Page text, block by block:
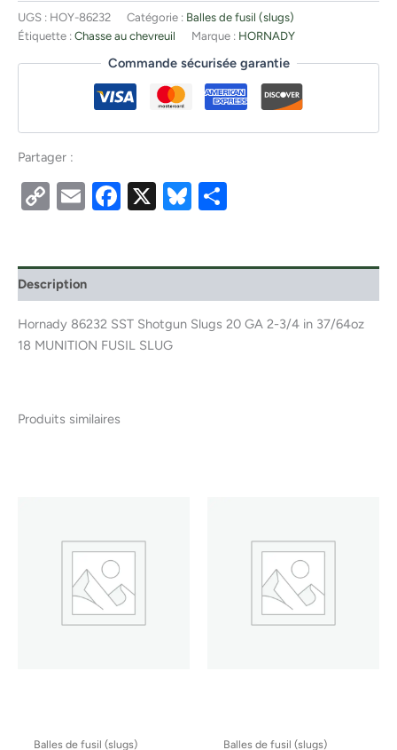
UGS : HOY-86232 Catégorie : Balles de fusil (slugs)
Étiquette : Chasse au chevreuil Marque : HORNADY
Commande sécurisée garantie
Partager :
CopyEmailFacebook
X Bluesky
Description
Hornady 86232 SST Shotgun Slugs 20 GA 2-3/4 in 37/64oz
18 MUNITION FUSIL SLUG
Produits similaires
Balles de fusil (slugs) Balles de fusil (slugs)